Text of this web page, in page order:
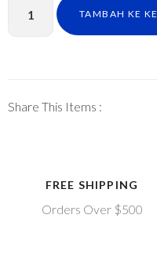
TAMBAH KE
Share This Items :
FREE SHIPPING
Orders Over $500